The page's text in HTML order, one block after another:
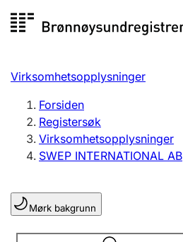
til
Registersøk
Aksjeselskap
Enkeltpersonforetak
Registrere, endre, slette
Lag og forening
Registrere, endre, slette
Virksomhetsopplysninger
Forsiden
Registersøk
Virksomhetsopplysninger
SWEP INTERNATIONAL AB
Mørk bakgrunn